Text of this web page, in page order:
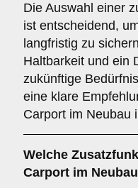
Die Auswahl einer
ist entscheidend,
langfristig zu
Haltbarkeit und ein
zukünftige
eine klare
Carport im Neubau
Welche
Carport im